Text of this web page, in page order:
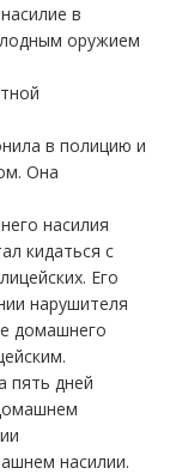
в
оружием
в полицию и
Она
насилия
кидаться с
Его
нарушителя
домашнего
пять дней
насилии.